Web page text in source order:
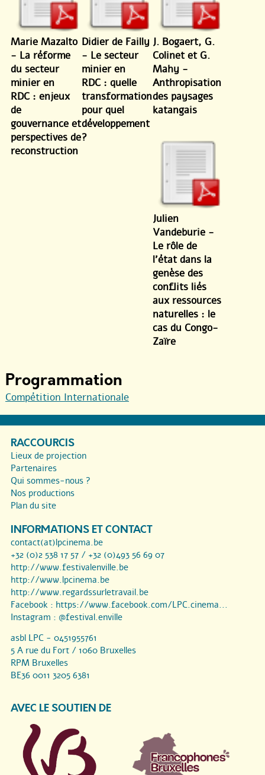
Marie Mazalto
- La réforme
du secteur
minier en
RDC : enjeux
de
gouvernance et
perspectives de
reconstruction
Didier de Failly
- Le secteur
minier en
RDC : quelle
transformation
pour quel
développement
?
J. Bogaert, G.
Colinet et G.
Mahy -
Anthropisation
des paysages
katangais
Julien
Vandeburie -
Le rôle de
l’état dans la
genèse des
conflits liés
aux ressources
naturelles : le
cas du Congo-
Zaïre
Programmation
Compétition Internationale
RACCOURCIS
Lieux de projection
Partenaires
Qui sommes-nous ?
Nos productions
Plan du site
INFORMATIONS ET CONTACT
contact(at)lpcinema.be
+32 (0)2 538 17 57 / +32 (0)493 56 69 07
http://www.festivalenville.be
http://www.lpcinema.be
http://www.regardssurletravail.be
Facebook : https://www.facebook.com/LPC.cinema...
Instagram : @festival.enville
asbl LPC - 0451955761
5 A rue du Fort / 1060 Bruxelles
RPM Bruxelles
BE36 0011 3205 6381
AVEC LE SOUTIEN DE